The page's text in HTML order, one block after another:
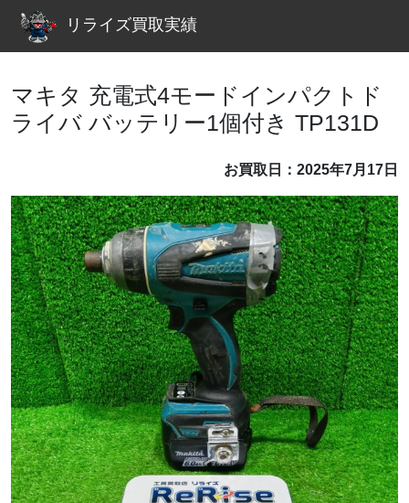
リライズ買取実績
マキタ 充電式4モードインパクトド
ライバ バッテリー1個付き TP131D
お買取日：2025年7月17日